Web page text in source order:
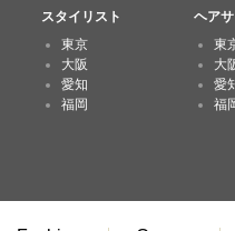
スタイリスト
ヘア
東京
大阪
愛知
福岡
東
大
愛
福